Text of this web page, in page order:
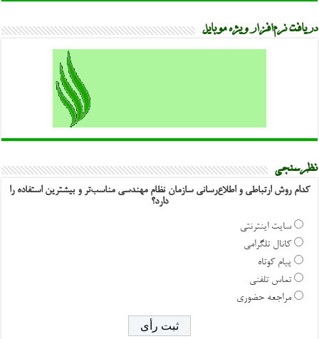
دریافت نرم‌افزار ویژه موبایل
نظرسنجی
کدام روش ارتباطی و اطلاع‌رسانی سازمان نظام مهندسی مناسب‌تر و بیشترین استفاده را
دارد؟
سایت اینترنتی
کانال تلگرامی
پیام کوتاه
تماس تلفنی
مراجعه حضوری